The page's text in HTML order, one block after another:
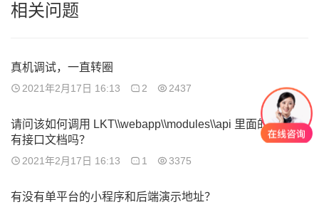
相关问题
真机调试，一直转圈
2021年2月17日 16:13 2 2437
请问该如何调用 LKT\\webapp\\modules\\api 里面的接口？
有接口文档吗？
2021年2月17日 16:13 1 3375
有没有单平台的小程序和后端演示地址？